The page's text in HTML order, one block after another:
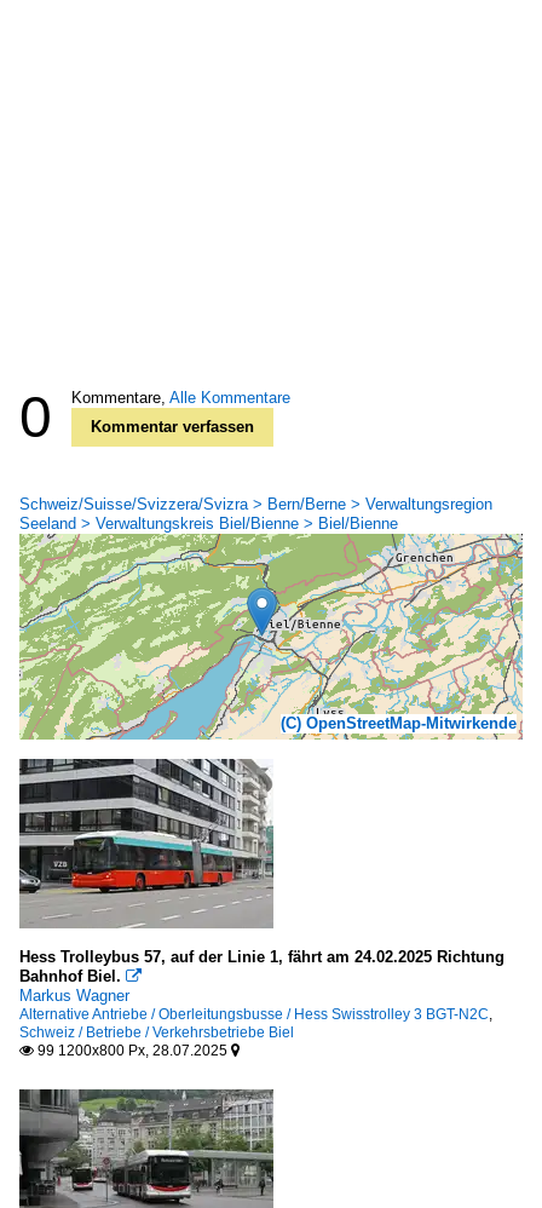
0 Kommentare, Alle Kommentare
Kommentar verfassen
Schweiz/Suisse/Svizzera/Svizra > Bern/Berne > Verwaltungsregion
Seeland > Verwaltungskreis Biel/Bienne > Biel/Bienne
(C) OpenStreetMap-Mitwirkende
Hess Trolleybus 57, auf der Linie 1, fährt am 24.02.2025 Richtung
Bahnhof Biel. 
Markus Wagner
Alternative Antriebe / Oberleitungsbusse / Hess Swisstrolley 3 BGT-N2C,
Schweiz / Betriebe / Verkehrsbetriebe Biel
 99 1200x800 Px, 28.07.2025 